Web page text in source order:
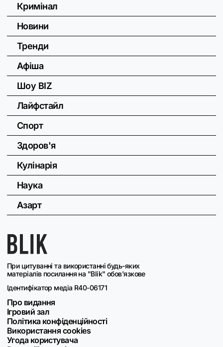
При цитуванні та використанні будь-яких
матеріалів посилання на "Blik" обов'язкове
Ідентифікатор медіа R40-06171
Про видання
Ігровий зал
Політика конфіденційності
Використання cookies
Угода користувача
Кримінал
Новини
Тренди
Афіша
Шоу BIZ
Лайфстайл
Спорт
Здоров'я
Кулінарія
Наука
Азарт